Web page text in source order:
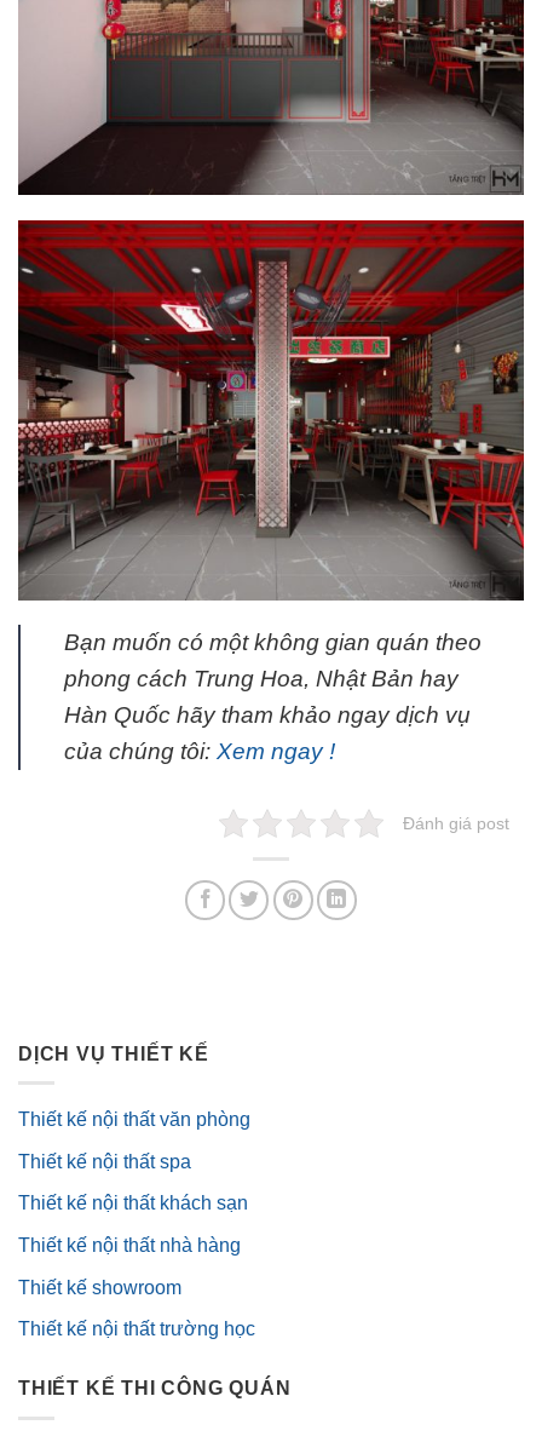
Bạn muốn có một không gian quán theo
phong cách Trung Hoa, Nhật Bản hay
Hàn Quốc hãy tham khảo ngay dịch vụ
của chúng tôi: Xem ngay !
Đánh giá post
DỊCH VỤ THIẾT KẾ
Thiết kế nội thất văn phòng
Thiết kế nội thất spa
Thiết kế nội thất khách sạn
Thiết kế nội thất nhà hàng
Thiết kế showroom
Thiết kế nội thất trường học
THIẾT KẾ THI CÔNG QUÁN